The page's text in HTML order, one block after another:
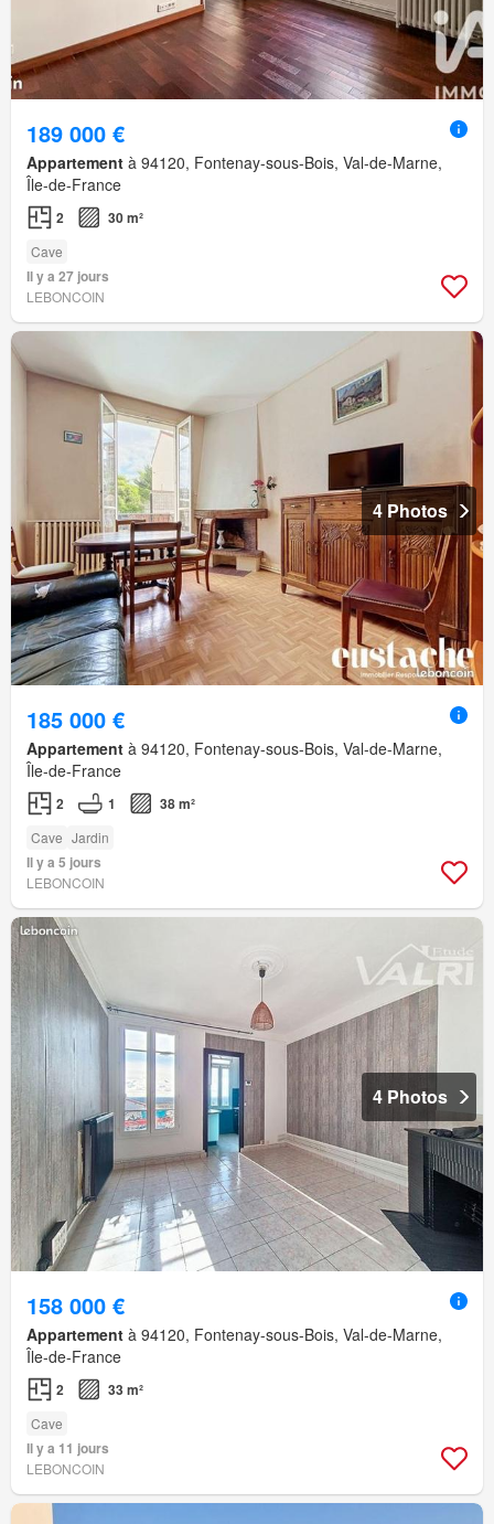
189 000 €
Appartement à 94120, Fontenay-sous-Bois, Val-de-Marne,
Île-de-France
2 30 m²
Cave
Il y a 27 jours
LEBONCOIN
4 Photos
185 000 €
Appartement à 94120, Fontenay-sous-Bois, Val-de-Marne,
Île-de-France
2 1 38 m²
Cave Jardin
Il y a 5 jours
LEBONCOIN
4 Photos
158 000 €
Appartement à 94120, Fontenay-sous-Bois, Val-de-Marne,
Île-de-France
2 33 m²
Cave
Il y a 11 jours
LEBONCOIN